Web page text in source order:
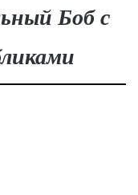
Боб с